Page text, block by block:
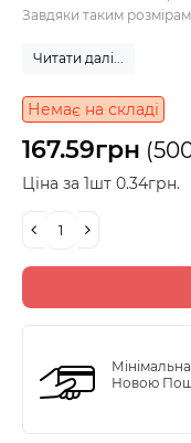
Завдяки таким
Читати далі...
Немає на складі
167.59грн
Ціна за 1шт 0.34грн.
Новою